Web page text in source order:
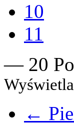
10
11
— 20
←